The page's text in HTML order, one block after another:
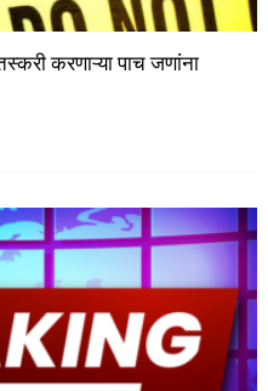
करणाऱ्या पाच जणांना